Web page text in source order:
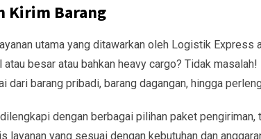
Kirim Barang
utama yang ditawarkan oleh Logistik Express
atau besar atau bahkan heavy cargo? Tidak
dari barang pribadi, barang dagangan, hingga
dengan berbagai pilihan paket
layanan yang sesuai dengan kebutuhan dan